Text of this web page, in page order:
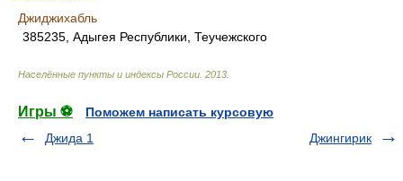
Джиджихабль
385235, Адыгея Республики, Теучежского
Населённые пункты и индексы России 2013
Игры ⚽
Поможем написать курсовую
Джида 1
Джингирик